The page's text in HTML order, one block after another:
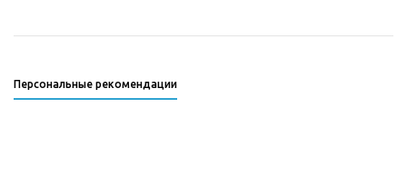
Персональные рекомендации